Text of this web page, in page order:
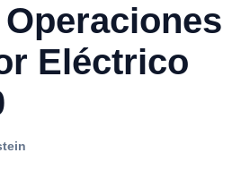
Eléctrico